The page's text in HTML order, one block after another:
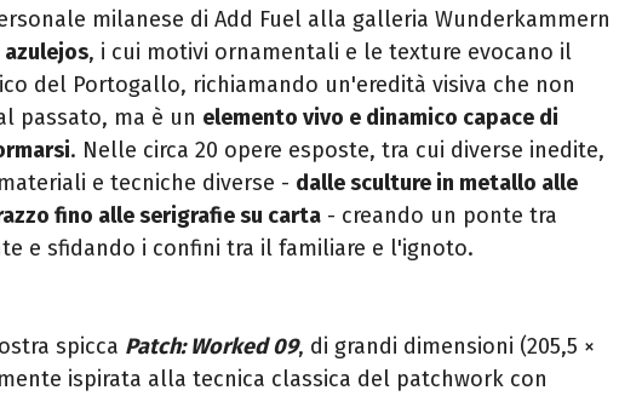
milanese di Add Fuel alla galleria Wunderkammern
azulejos, i cui motivi ornamentali e le texture evocano il
del Portogallo, richiamando un'eredità visiva che non
passato, ma è un elemento vivo e dinamico capace di
. Nelle circa 20 opere esposte, tra cui diverse inedite,
e tecniche diverse - dalle sculture in metallo alle
fino alle serigrafie su carta - creando un ponte tra
e sfidando i confini tra il familiare e l'ignoto.
spicca Patch: Worked 09, di grandi dimensioni (205,5 ×
ispirata alla tecnica classica del patchwork con